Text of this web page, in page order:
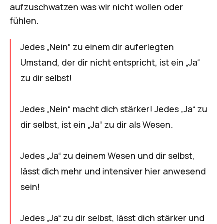
aufzuschwatzen was wir nicht wollen oder
fühlen.
Jedes „Nein“ zu einem dir auferlegten
Umstand, der dir nicht entspricht, ist ein „Ja“
zu dir selbst!
Jedes „Nein“ macht dich stärker! Jedes „Ja“ zu
dir selbst, ist ein „Ja“ zu dir als Wesen.
Jedes „Ja“ zu deinem Wesen und dir selbst,
lässt dich mehr und intensiver hier anwesend
sein!
Jedes „Ja“ zu dir selbst, lässt dich stärker und